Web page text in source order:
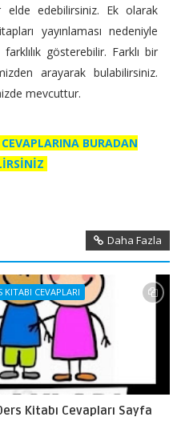
edebilirsiniz. Ek olarak
yayınlaması nedeniyle
gösterebilir. Farklı bir
arayarak bulabilirsiniz.
mevcuttur.
BURADAN
Daha Fazla
KITABI CEVAPLARI
Kitabı Cevapları Sayfa